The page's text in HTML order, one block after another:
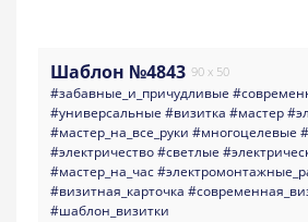
Шаблон №4843 90 x 50
#забавные_и_причудливые
#универсальные #визитка #мастер
#мастер_на_все_руки #многоцелевые
#электричество#светлые
#мастер_на_час
#визитная_карточка
#шаблон_визитки